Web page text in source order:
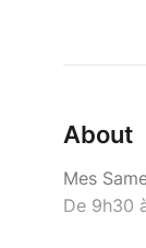
About
Mes
De 9h30